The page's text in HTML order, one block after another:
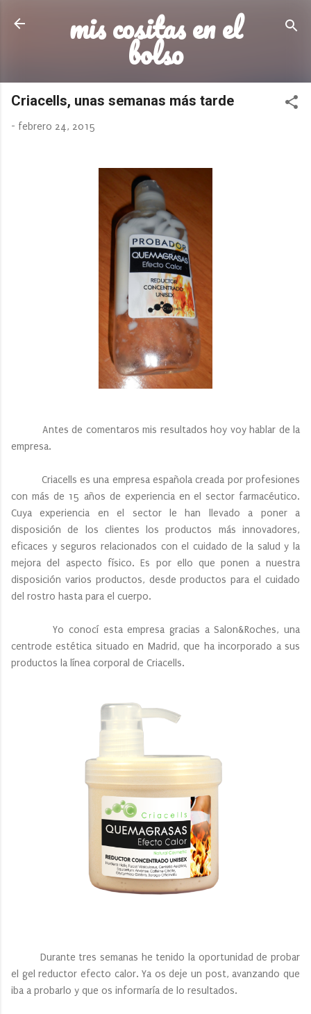
Ir al contenido principal
mis cositas en el
bolso
Criacells, unas semanas más tarde
- febrero 24, 2015
Antes de comentaros mis resultados hoy voy hablar de la
empresa.
Criacells es una empresa española creada por profesiones
con más de 15 años de experiencia en el sector farmacéutico.
Cuya experiencia en el sector le han llevado a poner a
disposición de los clientes los productos más innovadores,
eficaces y seguros relacionados con el cuidado de la salud y la
mejora del aspecto físico. Es por ello que ponen a nuestra
disposición varios productos, desde productos para el cuidado
del rostro hasta para el cuerpo.
Yo conocí esta empresa gracias a Salon&Roches, una
centrode estética situado en Madrid, que ha incorporado a sus
productos la línea corporal de Criacells.
Durante tres semanas he tenido la oportunidad de probar
el gel reductor efecto calor. Ya os deje un post, avanzando que
iba a probarlo y que os informaría de lo resultados.